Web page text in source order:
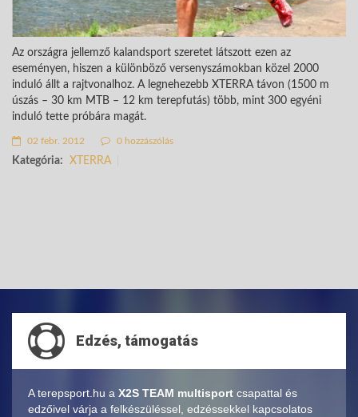
Az országra jellemző kalandsport szeretet látszott ezen az
eseményen, hiszen a különböző versenyszámokban közel 2000
induló állt a rajtvonalhoz. A legnehezebb XTERRA távon (1500 m
úszás – 30 km MTB – 12 km terepfutás) több, mint 300 egyéni
induló tette próbára magát.
02 febr. 2012 0 hozzászólás
Kategória: XTERRA
Edzés, támogatás
A terepsport.hu a X2S TEAM multisport csapattal és
edzőivel várja a felkészüléssel, edzéssekkel kapcsolatos